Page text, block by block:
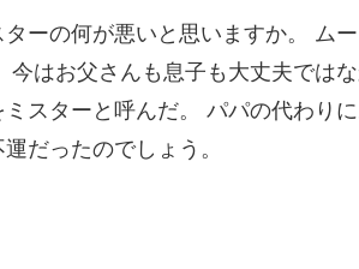
今はお父さんも息子も大丈夫では
スタ